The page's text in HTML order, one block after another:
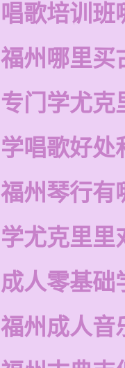
唱歌培训班
福州哪里买
专门学尤克
学唱歌好处
福州琴行有
学尤克里里
成人零基础
福州成人音